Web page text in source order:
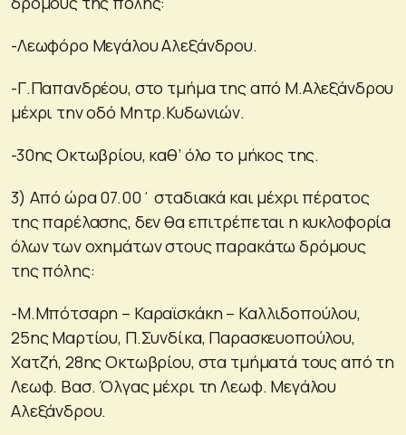
-Λεωφόρο Μεγάλου Αλεξάνδρου.
-Γ.Παπανδρέου, στο τμήμα της από Μ.Αλεξάνδρου
μέχρι την οδό Μητρ.Κυδωνιών.
-30ης Οκτωβρίου, καθ’ όλο το μήκος της.
3) Από ώρα 07.00΄ σταδιακά και μέχρι πέρατος
της παρέλασης, δεν θα επιτρέπεται η κυκλοφορία
όλων των οχημάτων στους παρακάτω δρόμους
της πόλης:
-Μ.Μπότσαρη – Καραϊσκάκη – Καλλιδοπούλου,
25ης Μαρτίου, Π.Συνδίκα, Παρασκευοπούλου,
Χατζή, 28ης Οκτωβρίου, στα τμήματά τους από τη
Λεωφ. Βασ. Όλγας μέχρι τη Λεωφ. Μεγάλου
Αλεξάνδρου.